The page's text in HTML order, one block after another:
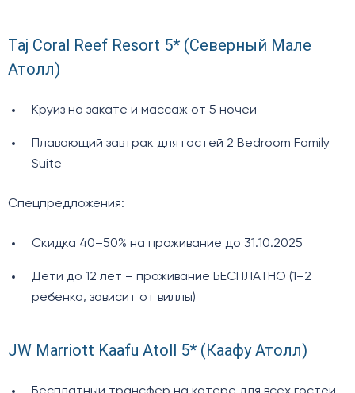
Taj Coral Reef Resort 5* (Северный Мале
Атолл)
Круиз на закате и массаж от 5 ночей
Плавающий завтрак для гостей 2 Bedroom Family
Suite
Спецпредложения:
Скидка 40–50% на проживание до 31.10.2025
Дети до 12 лет – проживание БЕСПЛАТНО (1–2
ребенка, зависит от виллы)
JW Marriott Kaafu Atoll 5* (Каафу Атолл)